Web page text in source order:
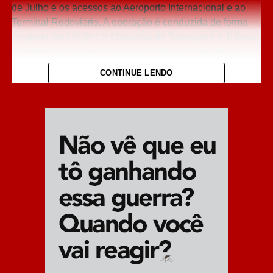
de Julho e os acessos ao Aeroporto Internacional e ao
Terminal Rodoviário. A operação é conduzida de forma
Defesa Social (Sesdes).
população e prioriza locais com grande fluxo de
no comércio central, combater o transporte clandestino de
passageiros e coibir infrações de trânsito que travam o
fluxo, como paradas em fila dupla e estacionamento
Fiscalização humanizada:
aplicam multas automaticamente; todas as
imagens são analisadas em tempo real por
agentes de trânsito e guardas municipais antes de
CONTINUE LENDO